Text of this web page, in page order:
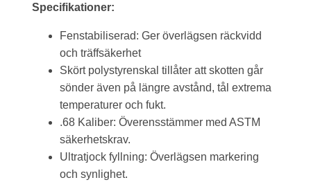
Specifikationer:
Fenstabiliserad: Ger överlägsen räckvidd
och träffsäkerhet
Skört polystyrenskal tillåter att skotten går
sönder även på längre avstånd, tål extrema
temperaturer och fukt.
.68 Kaliber: Överensstämmer med ASTM
säkerhetskrav.
Ultratjock fyllning: Överlägsen markering
och synlighet.